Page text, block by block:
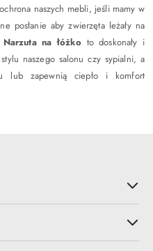
naszych mebli, jeśli mamy w
posłanie aby zwierzęta leżały na
Narzuta na łóżko to doskonały i
naszego salonu czy sypialni, a
lub zapewnią ciepło i komfort